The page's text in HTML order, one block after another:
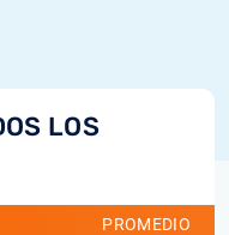
LOS
PROMEDIO